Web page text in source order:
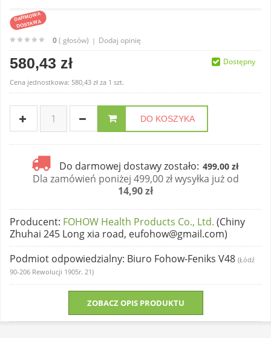
DARMOWA
DOSTAWA
0( głosów) | Dodaj opinię
580,43 zł
Cena jednostkowa: 580,43 zł za 1 szt.
DO KOSZYKA
Do darmowej dostawy zostało: 499,00 zł
Dla zamówień poniżej 499,00 zł wysyłka już od
14,90 zł
Dostępny
Producent: FOHOW Health Products Co., Ltd. (Chiny
Zhuhai 245 Long xia road, eufohow@gmail.com)
Podmiot odpowiedzialny: Biuro Fohow-Feniks V48 (Łódź
90-206 Rewolucji 1905r. 21)
ZOBACZ OPIS PRODUKTU